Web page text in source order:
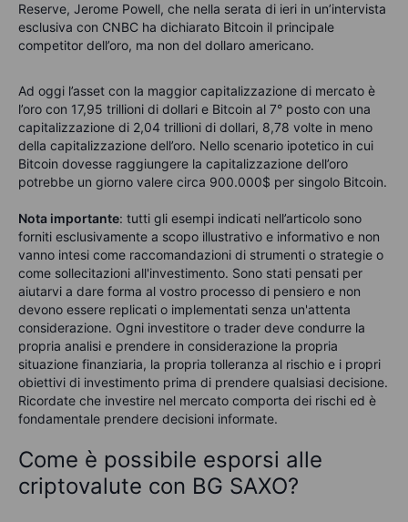
Reserve, Jerome Powell, che nella serata di ieri in un’intervista
esclusiva con CNBC ha dichiarato Bitcoin il principale
competitor dell’oro, ma non del dollaro americano.
Ad oggi l’asset con la maggior capitalizzazione di mercato è
l’oro con 17,95 trillioni di dollari e Bitcoin al 7° posto con una
capitalizzazione di 2,04 trillioni di dollari, 8,78 volte in meno
della capitalizzazione dell’oro. Nello scenario ipotetico in cui
Bitcoin dovesse raggiungere la capitalizzazione dell’oro
potrebbe un giorno valere circa 900.000$ per singolo Bitcoin.
Nota importante: tutti gli esempi indicati nell’articolo sono
forniti esclusivamente a scopo illustrativo e informativo e non
vanno intesi come raccomandazioni di strumenti o strategie o
come sollecitazioni all'investimento. Sono stati pensati per
aiutarvi a dare forma al vostro processo di pensiero e non
devono essere replicati o implementati senza un'attenta
considerazione. Ogni investitore o trader deve condurre la
propria analisi e prendere in considerazione la propria
situazione finanziaria, la propria tolleranza al rischio e i propri
obiettivi di investimento prima di prendere qualsiasi decisione.
Ricordate che investire nel mercato comporta dei rischi ed è
fondamentale prendere decisioni informate.
Come è possibile esporsi alle
criptovalute con BG SAXO?